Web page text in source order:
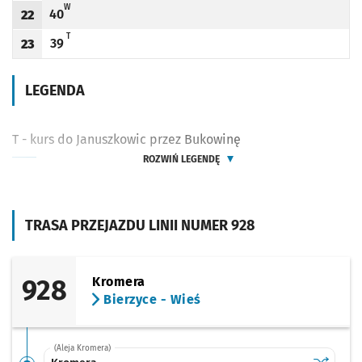
TRASA PRZEJAZDU LINII NUMER 928
928
Kromera
Bierzyce - Wieś
(Aleja Kromera)
Godzina odjazdu
22
Odjazd
40
minut po godzinie 22
WW - KURS DO JANUSZKOWIC PRZEZ PRUSZOWICE I BUKOWINĘ
Godzina odjazdu
23
Odjazd
39
minut po godzinie 23
TT - KURS DO JANUSZKOWIC PRZEZ BUKOWINĘ
LEGENDA
T - kurs do Januszkowic przez Bukowinę
ROZWIŃ LEGENDĘ